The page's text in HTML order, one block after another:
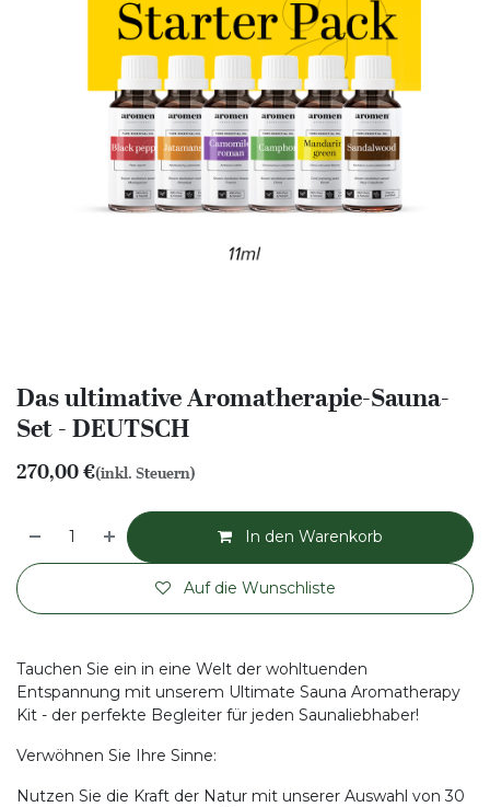
Das ultimative Aromatherapie-Sauna-
Set - DEUTSCH
270,00€(inkl. Steuern)
In den Warenkorb
Auf die Wunschliste
Tauchen Sie ein in eine Welt der wohltuenden
Entspannung mit unserem Ultimate Sauna Aromatherapy
Kit - der perfekte Begleiter für jeden Saunaliebhaber!
Verwöhnen Sie Ihre Sinne:
Nutzen Sie die Kraft der Natur mit unserer Auswahl von 30